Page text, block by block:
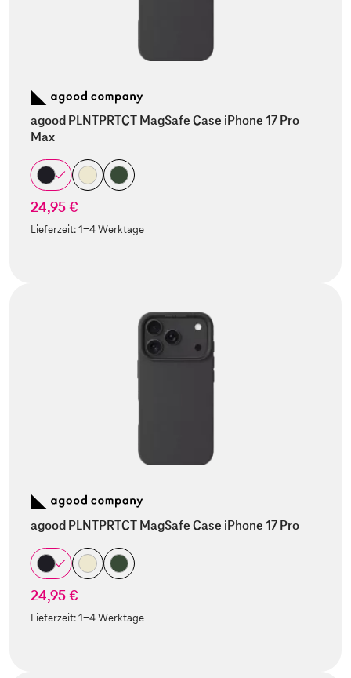
agood PLNTPRTCT MagSafe Case iPhone 17 Pro
Max
24,95 €
Lieferzeit:1-4 Werktage
agood PLNTPRTCT MagSafe Case iPhone 17 Pro
24,95 €
Lieferzeit:1-4 Werktage